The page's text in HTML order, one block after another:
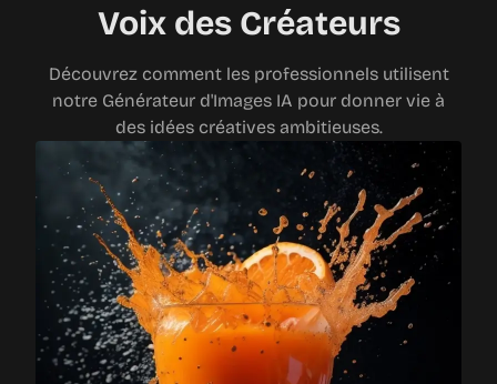
Voix des Créateurs
Découvrez comment les professionnels utilisent
notre Générateur d'Images IA pour donner vie à
des idées créatives ambitieuses.